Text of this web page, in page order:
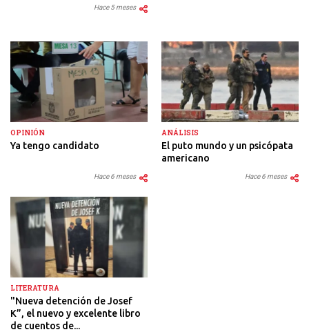
Hace 5 meses
OPINIÓN
Ya tengo candidato
Hace 6 meses
ANÁLISIS
El puto mundo y un psicópata
americano
Hace 6 meses
LITERATURA
"Nueva detención de Josef
K”, el nuevo y excelente libro
de cuentos de...